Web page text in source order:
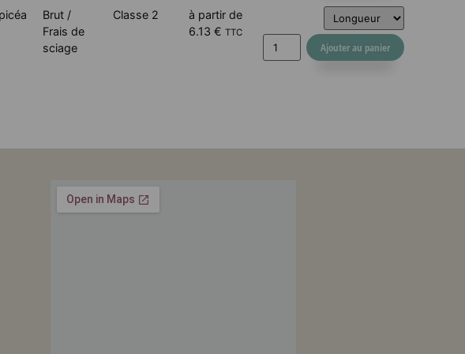
Brut /
Frais de
sciage
Classe 2
à partir de
6.13 € TTC
Ajouter au panier